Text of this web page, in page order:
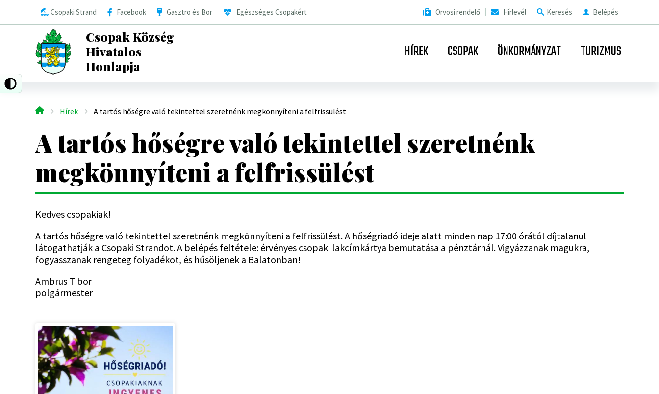
Csopaki Strand Facebook Gasztro és Bor Egészséges Csopakért Orvosi rendelő Hírlevél Keresés Belépés
Csopak Község
Hivatalos
Honlapja
HÍREK CSOPAK ÖNKORMÁNYZAT TURIZMUS
Hírek A tartós hőségre való tekintettel szeretnénk megkönnyíteni a felfrissülést
A tartós hőségre való tekintettel szeretnénk
megkönnyíteni a felfrissülést
Kedves csopakiak!
A tartós hőségre való tekintettel szeretnénk megkönnyíteni a felfrissülést. A hőségriadó ideje alatt minden nap 17:00 órától díjtalanul
látogathatják a Csopaki Strandot. A belépés feltétele: érvényes csopaki lakcímkártya bemutatása a pénztárnál. Vigyázzanak magukra,
fogyasszanak rengeteg folyadékot, és hűsöljenek a Balatonban!
Ambrus Tibor
polgármester